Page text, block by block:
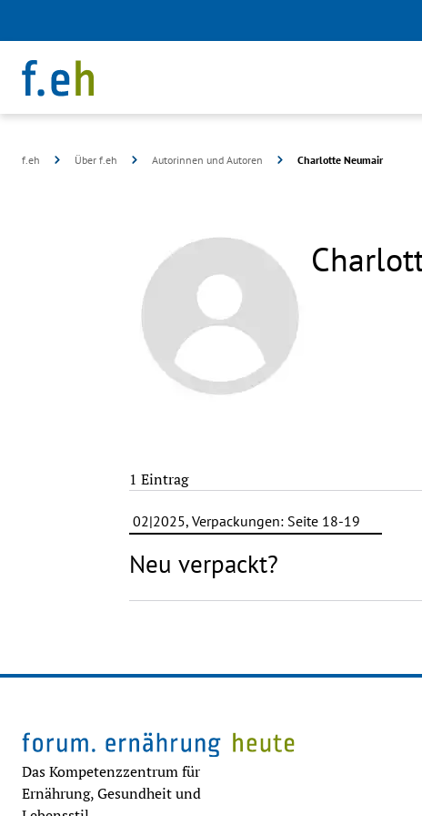
f.eh Über f.eh Autorinnen und Autoren Charlotte Neumair
1 Eintrag
02|2025, Verpackungen: Seite 18-19
Neu verpackt?
Das Kompetenzzentrum für
Ernährung, Gesundheit und